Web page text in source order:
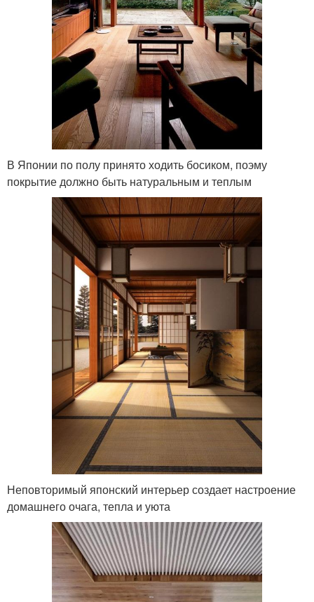
В Японии по полу принято ходить босиком, поэму
покрытие должно быть натуральным и теплым
Неповторимый японский интерьер создает настроение
домашнего очага, тепла и уюта